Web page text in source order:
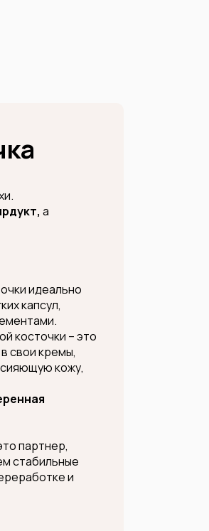
а
идеально
капсул,
косточки – это
свои кремы,
кожу,
партнер,
стабильные
и